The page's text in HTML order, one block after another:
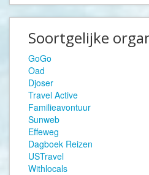
Soortgelijke
GoGo
Oad
Djoser
Travel Active
Familieavontuur
Sunweb
Effeweg
Dagboek Reizen
USTravel
Withlocals